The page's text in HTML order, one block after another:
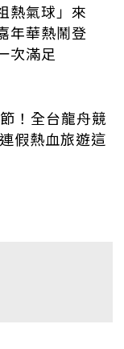
熱氣球」來
年華熱鬧登
次滿足
！全台龍舟競
假熱血旅遊這